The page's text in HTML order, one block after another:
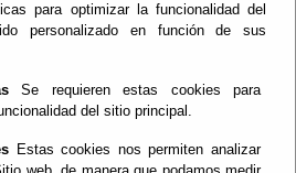
para optimizar la funcionalidad del
personalizado en función de sus
Se requieren estas cookies para
del sitio principal.
Estas cookies nos permiten analizar